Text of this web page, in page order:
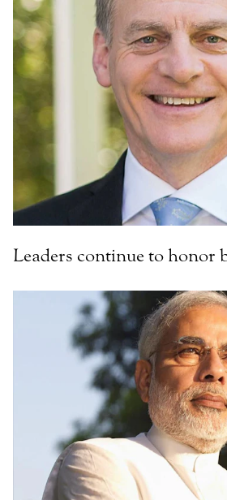
Leaders continue to honor